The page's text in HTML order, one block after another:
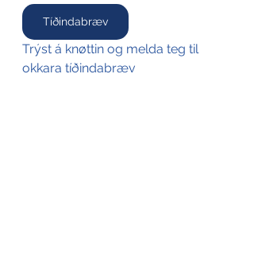
Tíðindabræv
Trýst á knøttin og melda teg til
okkara tíðindabræv